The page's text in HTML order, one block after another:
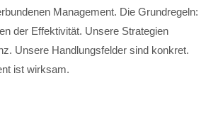
Management. Die Grundregeln:
der Effektivität. Unsere Strategien
Unsere Handlungsfelder sind konkret.
ist wirksam.